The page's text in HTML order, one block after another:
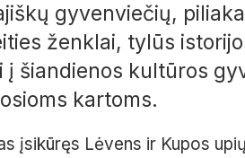
gyvenviečių,
ženklai, tylūs
į šiandienos kultūros
kartoms.
įsikūręs Lėvens ir Kupos